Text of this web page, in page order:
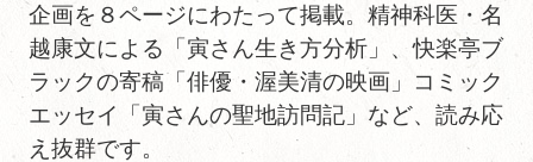
企画を８ページにわたって掲載。精神科医・名
越康文による「寅さん生き方分析」、快楽亭ブ
ラックの寄稿「俳優・渥美清の映画」コミック
エッセイ「寅さんの聖地訪問記」など、読み応
え抜群です。